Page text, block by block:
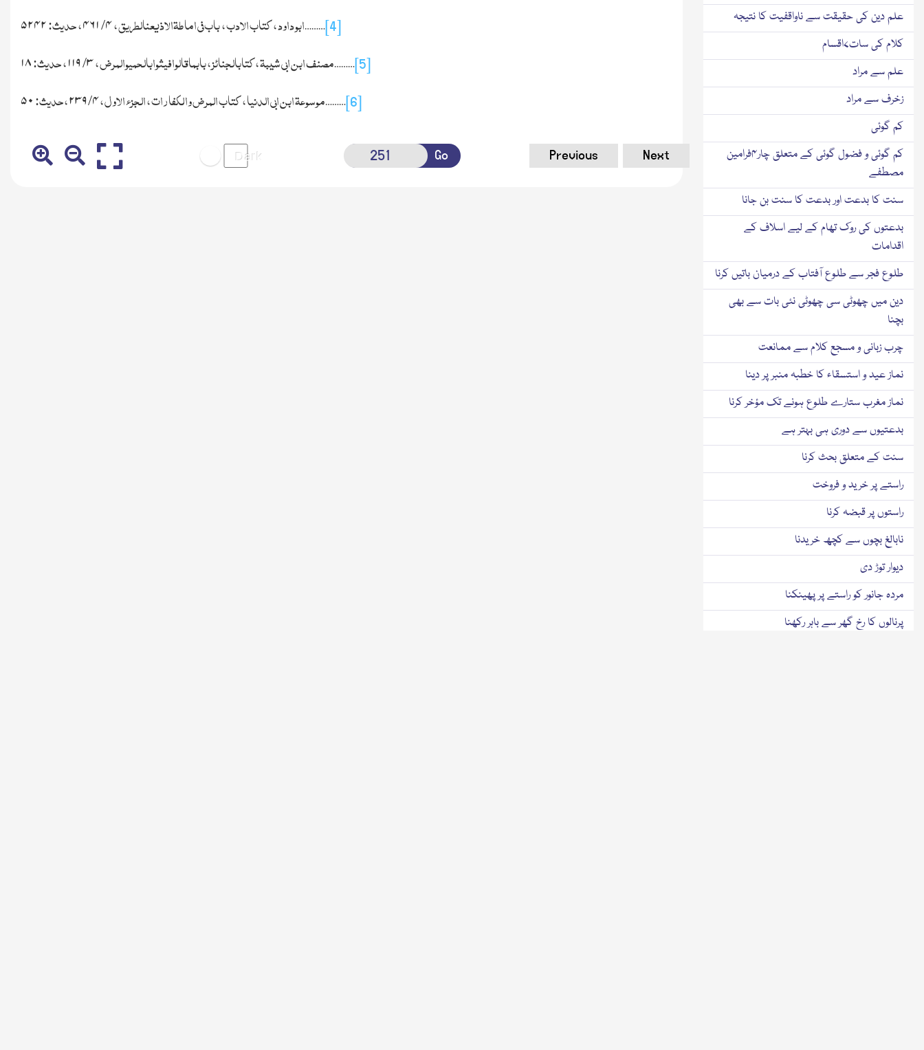
[4]
………ابو داود ، کتاب الادب ، باب فی اماطةالاذیعنالطریق ،۴/۴۶۱، حدیث:۵۲۴۲
[5]
………مصنف ابن ابی شیبة ، کتابالجنائز ، بابماقالوافیثوابالحمیوالمرض ،۳/۱۱۹، حدیث:۱۸
[6]
………موسوعة ابن ابی الدنیا ، کتاب المرض والکفارات ، الجزء الاول ،۴/۲۳۹، حدیث:۵۰
Go Previous Next
علم دین کی حقیقت سے ناواقفیت کا نتیجہ
کلام کی سات۷اقسام
علم سے مراد
زخرف سے مراد
کم گوئی
کم گوئی و فضول گوئی کے متعلق چار۴فرامین
مصطفے
سنت کا بدعت اور بدعت کا سنت بن جانا
بدعتوں کی روک تھام کے لیے اسلاف کے
اقدامات
طلوع فجر سے طلوع آفتاب کے درمیان باتیں کرنا
دین میں چھوٹی سی چھوٹی نئی بات سے بھی
بچنا
چرب زبانی و مسجع کلام سے ممانعت
نماز عید و استسقاء کا خطبہ منبر پر دینا
نماز مغرب ستارے طلوع ہونے تک مؤخر کرنا
بدعتیوں سے دوری ہی بہتر ہے
سنت کے متعلق بحث کرنا
راستے پر خرید و فروخت
راستوں پر قبضہ کرنا
نابالغ بچوں سے کچھ خریدنا
دیوار توڑ دی
مردہ جانور کو راستے پر پھینکنا
پرنالوں کا رخ گھر سے باہر رکھنا